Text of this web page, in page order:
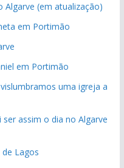
(em atualização)
em Portimão
em Portimão
uma igreja a
assim o dia no Algarve
Lagos